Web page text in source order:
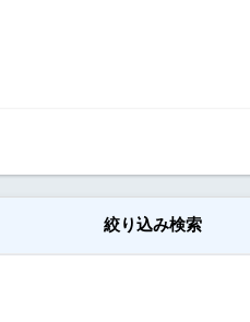
絞り込み検索